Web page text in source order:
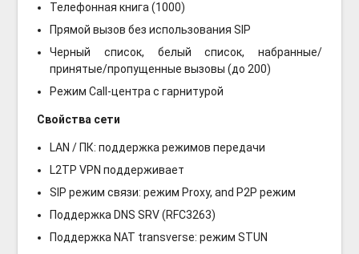
Телефонная книга (1000)
Прямой вызов без использования SIP
Черный список, белый список, набранные/
принятые/пропущенные вызовы (до 200)
Режим Call-центра с гарнитурой
Свойства сети
LAN / ПК: поддержка режимов передачи
L2TP VPN поддерживает
SIP режим связи: режим Proxy, and P2P режим
Поддержка DNS SRV (RFC3263)
Поддержка NAT transverse: режим STUN